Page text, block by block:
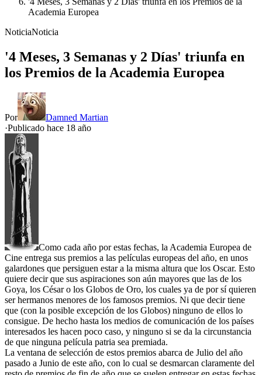
Academia Europea
NoticiaNoticia
'4 Meses, 3 Semanas y 2 Días' triunfa en
los Premios de la Academia Europea
Por
Damned Martian
·Publicado hace 18 año
Como cada año por estas fechas, la Academia Europea de
Cine entrega sus premios a las películas europeas del año, en unos
galardones que persiguen estar a la misma altura que los Oscar. Esto
quiere decir que sus aspiraciones son aún mayores que las de los
Goya, los César o los Globos de Oro, los cuales ya de por sí quieren
ser hermanos menores de los famosos premios. Ni que decir tiene
que (con la posible excepción de los Globos) ninguno de ellos lo
consigue. De hecho hasta los medios de comunicación de los países
interesados les hacen poco caso, y ninguno si se da la circunstancia
de que ninguna película patria sea premiada.
La ventana de selección de estos premios abarca de Julio del año
pasado a Junio de este año, con lo cual se desmarcan claramente del